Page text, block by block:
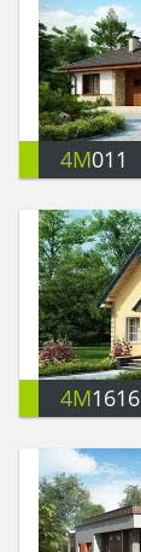
4M011
4M1616